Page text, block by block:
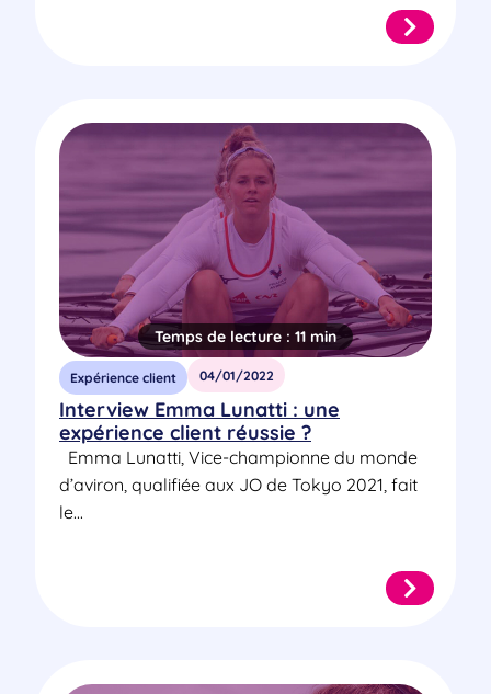
Temps de lecture : 11 min
Expérience client 04/01/2022
Interview Emma Lunatti : une
expérience client réussie ?
Emma Lunatti, Vice-championne du monde
d’aviron, qualifiée aux JO de Tokyo 2021, fait
le...